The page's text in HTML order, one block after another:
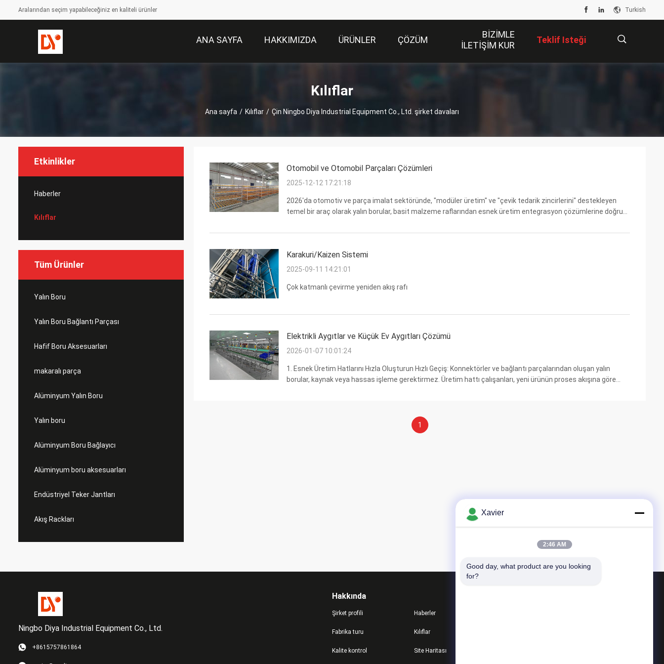
Aralarından seçim yapabileceğiniz en kaliteli ürünler Turkish
ANA SAYFA HAKKIMIZDA ÜRÜNLER ÇÖZÜM
BIZIMLE
ILETIŞIM KUR
Teklif Isteği
Kılıflar
Ana sayfa / Kılıflar / Çin Ningbo Diya Industrial Equipment Co., Ltd. şirket davaları
Etkinlikler
Haberler
Kılıflar
Tüm Ürünler
Yalın Boru
Yalın Boru Bağlantı Parçası
Hafif Boru Aksesuarları
makaralı parça
Alüminyum Yalın Boru
Yalın boru
Alüminyum Boru Bağlayıcı
Alüminyum boru aksesuarları
Endüstriyel Teker Jantları
Akış Rackları
Otomobil ve Otomobil Parçaları Çözümleri
2025-12-12 17:21:18
2026'da otomotiv ve parça imalat sektöründe, "modüler üretim" ve "çevik tedarik zincirlerini" destekleyen
temel bir araç olarak yalın borular, basit malzeme raflarından esnek üretim entegrasyon çözümlerine doğru
Karakuri/Kaizen Sistemi
2025-09-11 14:21:01
Çok katmanlı çevirme yeniden akış rafı
Elektrikli Aygıtlar ve Küçük Ev Aygıtları Çözümü
2026-01-07 10:01:24
1. Esnek Üretim Hatlarını Hızla Oluşturun Hızlı Geçiş: Konnektörler ve bağlantı parçalarından oluşan yalın
borular, kaynak veya hassas işleme gerektirmez. Üretim hattı çalışanları, yeni ürünün proses akışına göre
1
Ningbo Diya Industrial Equipment Co., Ltd.
+8615757861864
Hakkında
Şirket profili
Fabrika turu
Kalite kontrol
Haberler
Kılıflar
Site Haritası
Xavier
2:46 AM
Good day, what product are you looking
for?